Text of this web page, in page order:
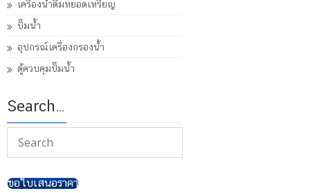
เครื่องน้ำดื่มหยอดเหรียญ
ปั๊มน้ำ
อุปกรณ์เครื่องกรองน้ำ
ตู้ควบคุมปั๊มน้ำ
Search…
ขอใบเสนอราคา